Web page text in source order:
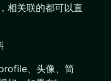
相关联的都可以直
、头像、简